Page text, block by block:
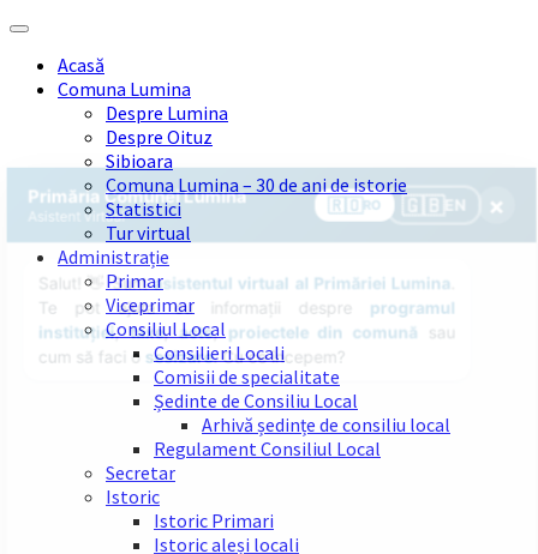
Skip
content
Skip
sidebar
Skip
right
sidebar
Skip
footerAcasă
Comuna Lumina
Despre Lumina
Despre Oituz
Sibioara
Comuna Lumina – 30 de ani de istorie
Statistici
Tur virtual
Administrație
Primar
Viceprimar
Consiliul Local
Consilieri Locali
Comisii de specialitate
Ședinte de Consiliu Local
Arhivă ședințe de consiliu local
Regulament Consiliul Local
Secretar
Istoric
Istoric Primari
Istoric aleși locali